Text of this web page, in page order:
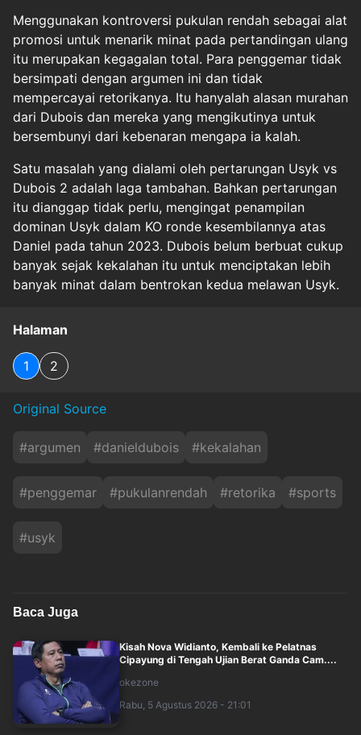
Menggunakan kontroversi pukulan rendah sebagai alat
promosi untuk menarik minat pada pertandingan ulang
itu merupakan kegagalan total. Para penggemar tidak
bersimpati dengan argumen ini dan tidak
mempercayai retorikanya. Itu hanyalah alasan murahan
dari Dubois dan mereka yang mengikutinya untuk
bersembunyi dari kebenaran mengapa ia kalah.
Satu masalah yang dialami oleh pertarungan Usyk vs
Dubois 2 adalah laga tambahan. Bahkan pertarungan
itu dianggap tidak perlu, mengingat penampilan
dominan Usyk dalam KO ronde kesembilannya atas
Daniel pada tahun 2023. Dubois belum berbuat cukup
banyak sejak kekalahan itu untuk menciptakan lebih
banyak minat dalam bentrokan kedua melawan Usyk.
Halaman
1 2
Original Source
#argumen #danieldubois #kekalahan
#penggemar #pukulanrendah #retorika #sports
#usyk
Baca Juga
Kisah Nova Widianto, Kembali ke Pelatnas
Cipayung di Tengah Ujian Berat Ganda Cam....
okezone
Rabu, 5 Agustus 2026 - 21:01